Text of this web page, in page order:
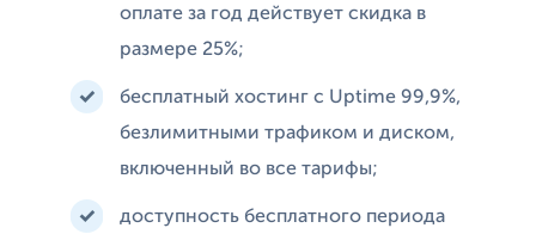
оплате за год действует скидка в
размере 25%;
бесплатный хостинг с Uptime 99,9%,
безлимитными трафиком и диском,
включенный во все тарифы;
доступность бесплатного периода